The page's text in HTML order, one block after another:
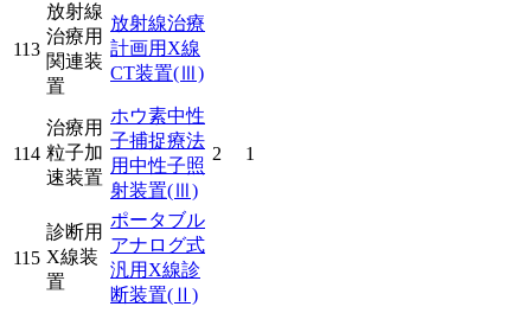
113
放射線
治療用
関連装
置
放射線治療
計画用X線
CT装置(Ⅲ)
114
治療用
粒子加
速装置
ホウ素中性
子捕捉療法
用中性子照
射装置(Ⅲ)
2 1
115
診断用
X線装
置
ポータブル
アナログ式
汎用X線診
断装置(Ⅱ)